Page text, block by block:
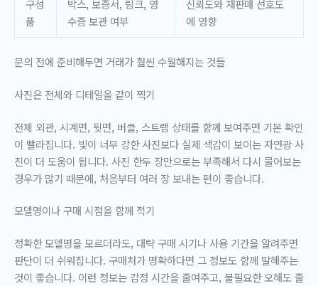
구성
품
박스, 보증서, 링크, 영
수증 보관 여부
신뢰도와 재판매 선호도
에 영향
문의 전에 준비해두면 거래가 훨씬 수월해지는 것들
사진은 전체와 디테일을 같이 찍기
전체 외관, 시계면, 뒷면, 버클, 스트랩 상태를 함께 보여주면 기본 확인
이 빨라집니다. 빛이 너무 강한 사진보다 실제 색감이 보이는 자연광 사
진이 더 도움이 됩니다. 사진 한두 장만으로는 부족해서 다시 물어보는
경우가 많기 때문에, 처음부터 여러 장 보내는 편이 좋습니다.
모델명이나 구매 시점을 함께 적기
정확한 모델명을 모르더라도, 대략 구매 시기나 사용 기간을 알려주면
판단이 더 쉬워집니다. 구매처가 명확하다면 그 정보도 함께 말해주는
것이 좋습니다. 이런 정보는 감정 시간을 줄여주고, 불필요한 오해도 줄